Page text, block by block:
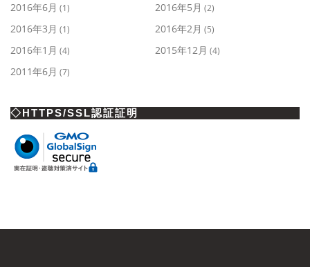
2016年6月 (1) 2016年5月 (2)
2016年3月 (1) 2016年2月 (5)
2016年1月 (4) 2015年12月 (4)
2011年6月 (7)
◇HTTPS/SSL認証証明